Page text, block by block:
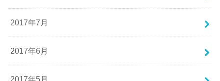
2017年7月
2017年6月
2017年5月